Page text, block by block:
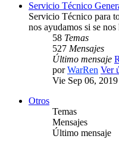
Servicio Técnico
Servicio Técnico para
nos ayudamos si se
58 Temas
527 Mensajes
Último mensaje
porWarRen Ver
Vie Sep 06,
Otros
Temas
Mensajes
Último mensaje